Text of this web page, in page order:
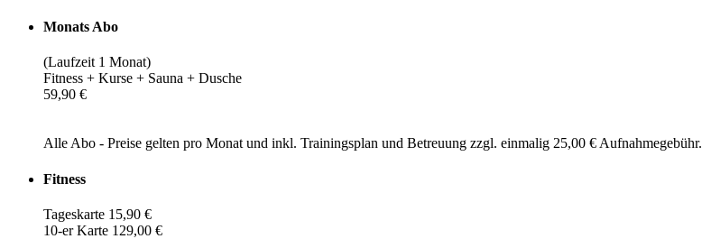
Monats Abo
(Laufzeit 1 Monat)
Fitness + Kurse + Sauna + Dusche
59,90 €
Alle Abo - Preise gelten pro Monat und inkl. Trainingsplan und Betreuung zzgl. einmalig 25,00 € Aufnahmegebühr.
Fitness
Tageskarte 15,90 €
10-er Karte 129,00 €